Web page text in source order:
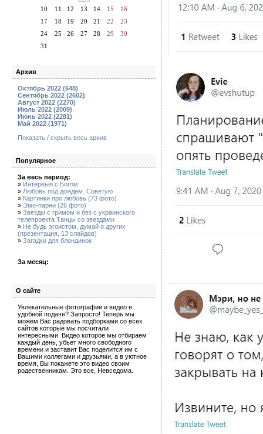
10
11 12 13 14 15
16
17
18 19 20 21 22
23
24
25 26 27 28 29
30
31
Архив
Октябрь 2022 (648)
Сентябрь 2022 (2602)
Август 2022 (2270)
Июль 2022 (2009)
Июнь 2022 (2281)
Май 2022 (1971)
Показать / скрыть весь архив
Популярное
За весь период:
» Интервью с Богом
» Любовь под дождем. Советую
» Картинки про любовь (73 фото)
» Эмо-парни (26 фото)
» Звёзды с гримом и без с украинского
телепроекта Танцы со звездами
» Не будь эгоистом, думай о других
(презентация, 13 слайдов)
» Загадки для блондинок
За месяц:
О сайте
Увлекательные фотографии и видео в
удобной подаче? Запросто! Теперь мы
можем Вас радовать подборками со всех
сайтов которые мы посчитали
интересными. Видео которое мы отбираем
каждый день, убьет много свободного
времени и заставит Вас поделится им с
Вашими коллегами и друзьями, а в уютное
время, Вы покажете это видео своим
родественникам. Это все, Невседома.